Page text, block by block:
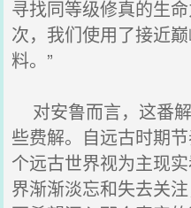
寻找同等级修真的生
次，我们使用了接近
料。”
对安鲁而言，这番
些费解。自远古时期
个远古世界视为主现
界渐渐淡忘和失去关